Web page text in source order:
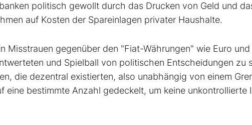
politisch gewollt durch das Drucken von Geld und
auf Kosten der Spareinlagen privater Haushalte.
Misstrauen gegenüber den "Fiat-Währungen" wie Euro
und Spielball von politischen Entscheidungen zu
die dezentral existierten, also unabhängig von einem
eine bestimmte Anzahl gedeckelt, um keine unkontrollierte